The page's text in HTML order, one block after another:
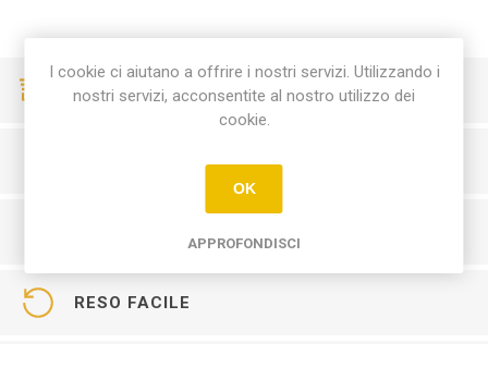
CONSEGNE VELOCI
PAGAMENTI SICURI
RESO FACILE
I cookie ci aiutano a offrire i nostri servizi. Utilizzando i
nostri servizi, acconsentite al nostro utilizzo dei
cookie.
OK
APPROFONDISCI